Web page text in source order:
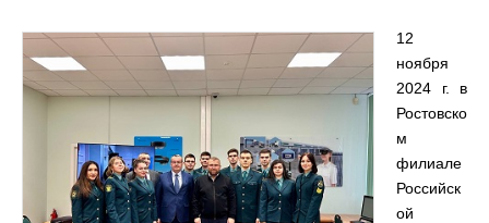
12
ноября
2024 г. в
Ростовско
м
филиале
Российск
ой